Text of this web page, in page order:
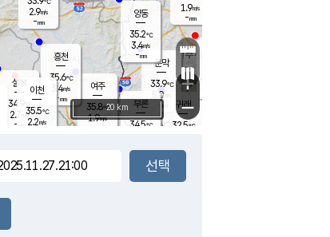
문막
33.9℃
5.0m/s
mm
부론
34.5℃
여주
35.8℃
1.9m/s
양동
35.2℃
3.4m/s
-mm
장호원
흥천
35.6℃
3.4m/s
-mm
설봉
34.9
2.7 m/s
- mm
귀래
32.5℃
1.9m/s
-mm
이천
35.5℃
2.2m/s
2.9m/s
-mm
+
−
20 km